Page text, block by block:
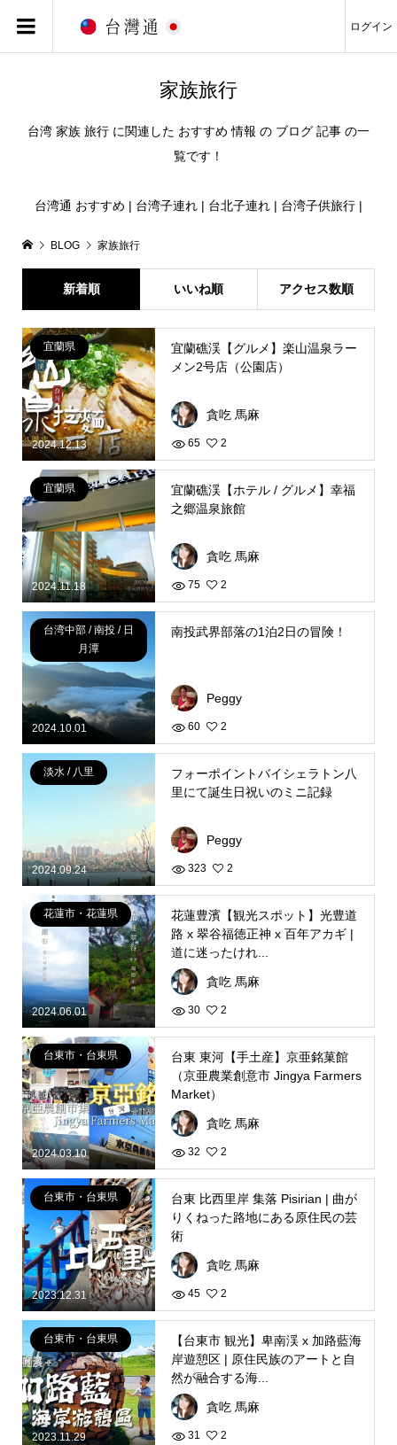
ログイン
家族旅行
台湾 家族 旅行 に関連した おすすめ 情報 の ブログ 記事 の一
覧です！
台湾通 おすすめ | 台湾子連れ | 台北子連れ | 台湾子供旅行 |
BLOG 家族旅行
新着順 いいね順 アクセス数順
2024.12.13
宜蘭県
宜蘭礁渓【グルメ】楽山温泉ラー
メン2号店（公園店）
貪吃 馬麻
65 2
2024.11.18
宜蘭県
宜蘭礁渓【ホテル / グルメ】幸福
之郷温泉旅館
貪吃 馬麻
75 2
2024.10.01
台湾中部 / 南投 / 日
月潭
南投武界部落の1泊2日の冒険！
Peggy
60 2
2024.09.24
淡水 / 八里
フォーポイントバイシェラトン八
里にて誕生日祝いのミニ記録
Peggy
323 2
2024.06.01
花蓮市・花蓮県
花蓮豊濱【観光スポット】光豊道
路 x 翠谷福徳正神 x 百年アカギ |
道に迷ったけれ...
貪吃 馬麻
30 2
2024.03.10
台東市・台東県
台東 東河【手土産】京亜銘菓館
（京亜農業創意市 Jingya Farmers
Market）
貪吃 馬麻
32 2
2023.12.31
台東市・台東県
台東 比西里岸 集落 Pisirian | 曲が
りくねった路地にある原住民の芸
術
貪吃 馬麻
45 2
2023.11.29
台東市・台東県
【台東市 観光】卑南渓 x 加路藍海
岸遊憩区 | 原住民族のアートと自
然が融合する海...
貪吃 馬麻
31 2